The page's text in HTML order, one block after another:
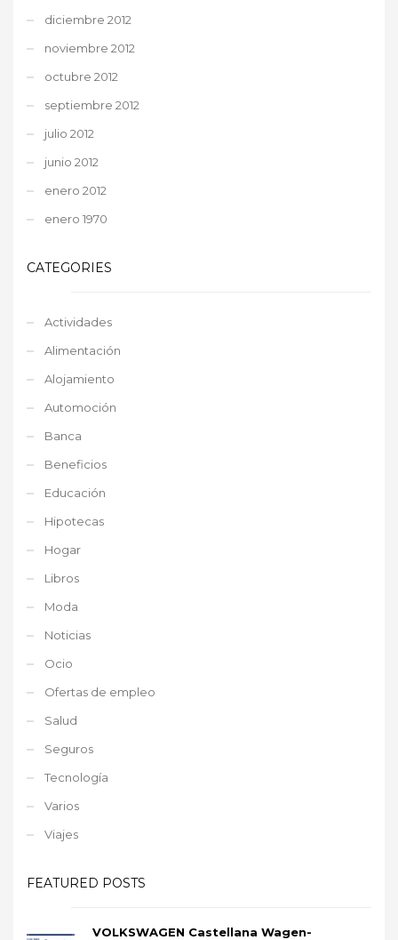
diciembre 2012
noviembre 2012
octubre 2012
septiembre 2012
julio 2012
junio 2012
enero 2012
enero 1970
CATEGORIES
Actividades
Alimentación
Alojamiento
Automoción
Banca
Beneficios
Educación
Hipotecas
Hogar
Libros
Moda
Noticias
Ocio
Ofertas de empleo
Salud
Seguros
Tecnología
Varios
Viajes
FEATURED POSTS
VOLKSWAGEN Castellana Wagen-